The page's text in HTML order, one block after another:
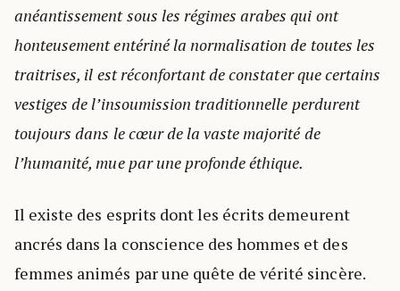
anéantissement sous les régimes arabes qui ont
honteusement entériné la normalisation de toutes les
traitrises, il est réconfortant de constater que certains
vestiges de l’insoumission traditionnelle perdurent
toujours dans le cœur de la vaste majorité de
l’humanité, mue par une profonde éthique.
Il existe des esprits dont les écrits demeurent
ancrés dans la conscience des hommes et des
femmes animés par une quête de vérité sincère.